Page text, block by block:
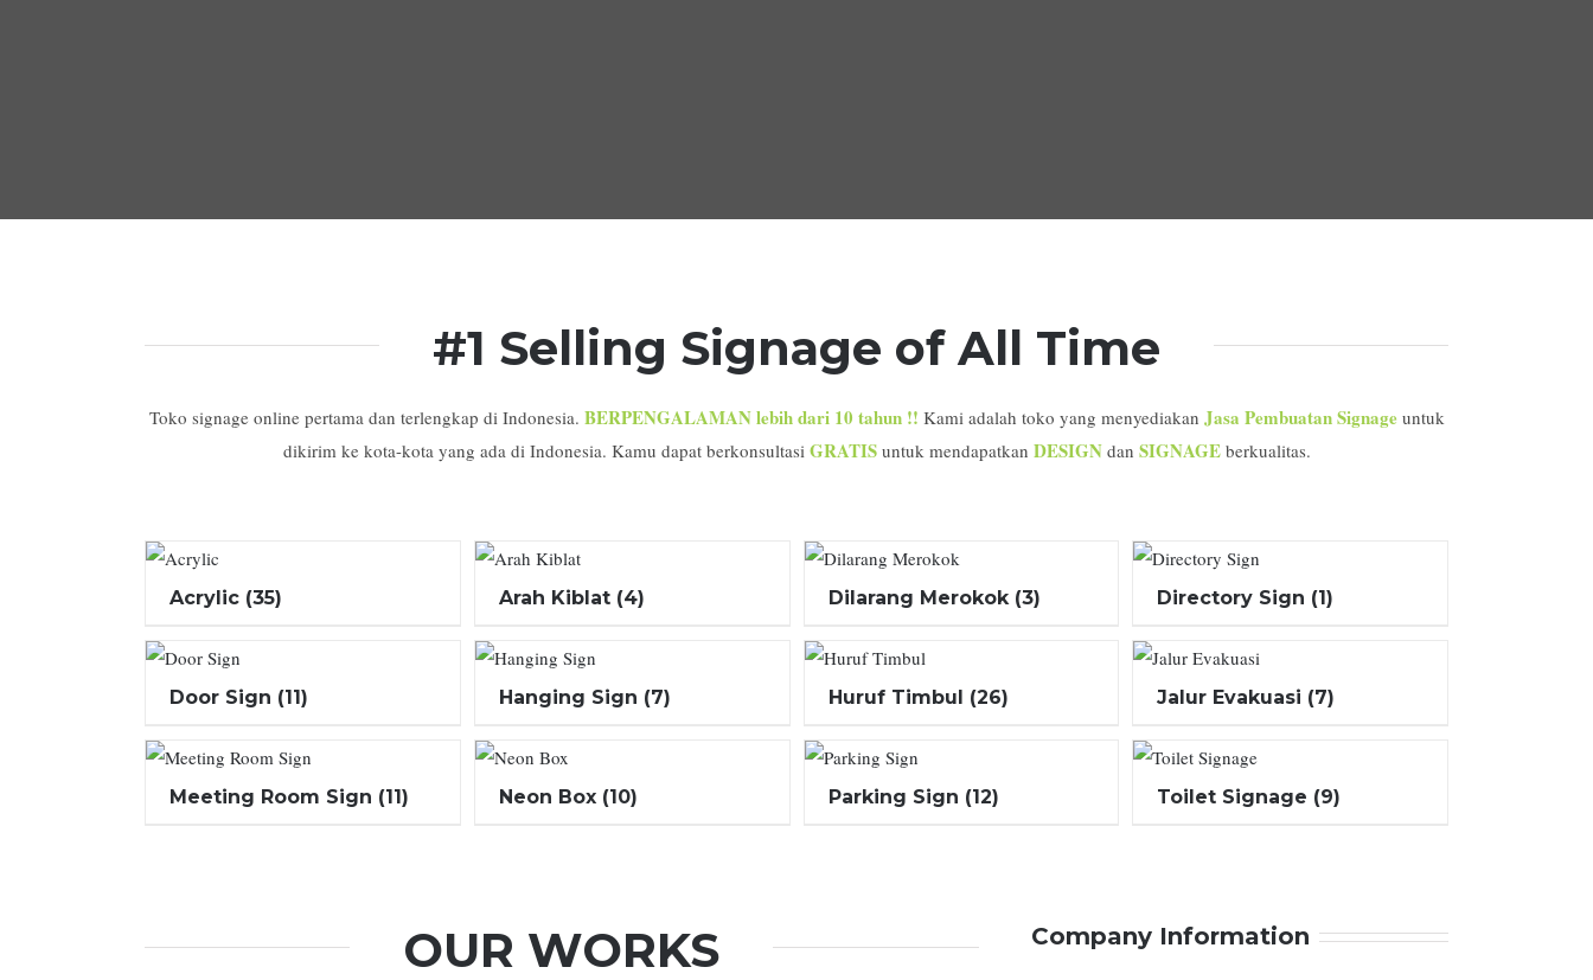
#1 Selling Signage of All Time
Toko signage online pertama dan terlengkap di Indonesia. BERPENGALAMAN lebih dari 10 tahun !! Kami adalah toko yang menyediakan Jasa Pembuatan Signageuntuk
dikirim ke kota-kota yang ada di Indonesia. Kamu dapat berkonsultasi GRATISuntuk mendapatkan DESIGNdan SIGNAGEberkualitas.
Acrylic (35) Arah Kiblat (4) Dilarang Merokok (3) Directory Sign (1)
Door Sign (11) Hanging Sign (7) Huruf Timbul (26) Jalur Evakuasi (7)
Meeting Room Sign (11) Neon Box (10) Parking Sign (12) Toilet Signage (9)
OUR WORKS Company Information